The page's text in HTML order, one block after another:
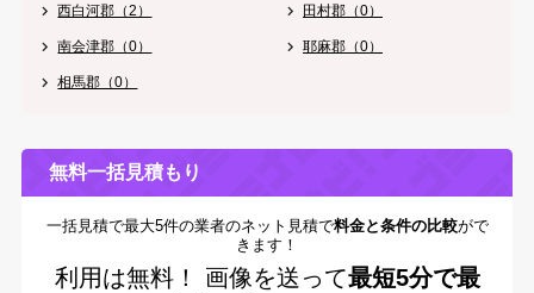
西白河郡（2） 田村郡（0）
南会津郡（0） 耶麻郡（0）
相馬郡（0）
無料一括見積もり
一括見積で最大5件の業者のネット見積で料金と条件の比較がで
きます！
利用は無料！ 画像を送って最短5分で最